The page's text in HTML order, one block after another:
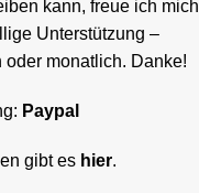
kann, freue ich mich
Unterstützung –
monatlich. Danke!
Paypal
gibt es hier.